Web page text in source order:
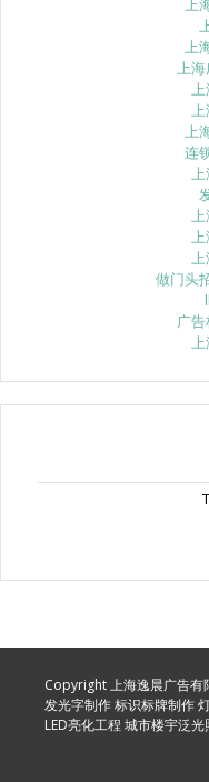
上
上
上海
上
上
上
连
上
上
上
上
做门头
广
上
Copyright 上海逸晨广告
发光字制作标识标牌制作
LED亮化工程城市楼宇泛光